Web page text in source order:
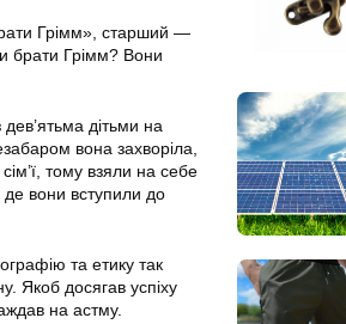
Грімм», старший —
брати Грімм? Вони
дітьми на
вона захворіла,
тому взяли на себе
де вони вступили до
та етику так
Якоб досягав успіху
на астму.